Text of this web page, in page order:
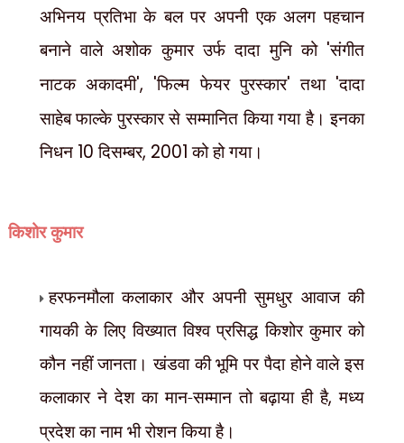
अभिनय प्रतिभा के बल पर अपनी एक अलग पहचान
बनाने वाले अशोक कुमार उर्फ दादा मुनि को 'संगीत
नाटक अकादमी', 'फिल्म फेयर पुरस्कार'तथा 'दादा
साहेब फाल्के पुरस्कार से सम्मानित किया गया है। इनका
निधन 10 दिसम्बर, 2001 को हो गया।
किशोर कुमार
हरफनमौला कलाकार और अपनी सुमधुर आवाज की
गायकी के लिए विख्यात विश्व प्रसिद्ध किशोर कुमार को
कौन नहीं जानता। खंडवा की भूमि पर पैदा होने वाले इस
कलाकार ने देश का मान-सम्मान तो बढ़ाया ही है,मध्य
प्रदेश का नाम भी रोशन किया है।